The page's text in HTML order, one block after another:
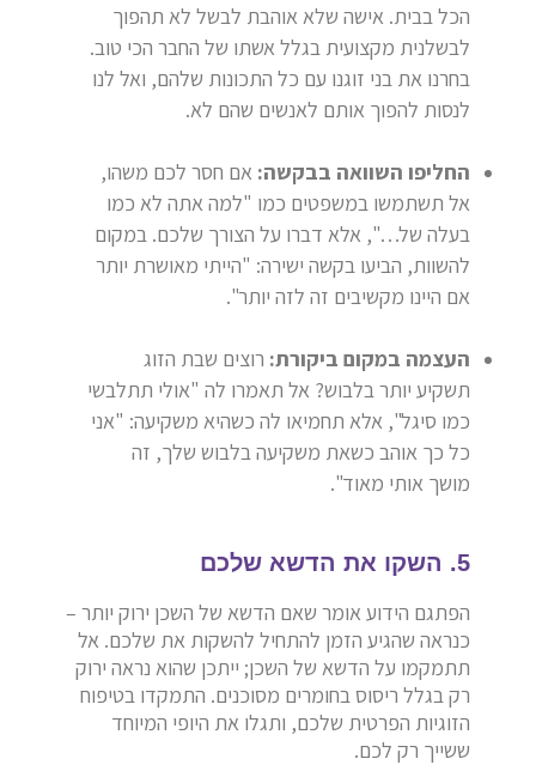
הכל בבית. אישה שלא אוהבת לבשל לא תהפוך
לבשלנית מקצועית בגלל אשתו של החבר הכי טוב.
בחרנו את בני זוגנו עם כל התכונות שלהם, ואל לנו
לנסות להפוך אותם לאנשים שהם לא.
החליפו השוואה בבקשה: אם חסר לכם משהו,
אל תשתמשו במשפטים כמו "למה אתה לא כמו
בעלה של…", אלא דברו על הצורך שלכם. במקום
להשוות, הביעו בקשה ישירה: "הייתי מאושרת יותר
אם היינו מקשיבים זה לזה יותר".
העצמה במקום ביקורת: רוצים שבת הזוג
תשקיע יותר בלבוש? אל תאמרו לה "אולי תתלבשי
כמו סיגל", אלא תחמיאו לה כשהיא משקיעה: "אני
כל כך אוהב כשאת משקיעה בלבוש שלך, זה
מושך אותי מאוד".
5. השקו את הדשא שלכם
הפתגם הידוע אומר שאם הדשא של השכן ירוק יותר –
כנראה שהגיע הזמן להתחיל להשקות את שלכם. אל
תתמקמו על הדשא של השכן; ייתכן שהוא נראה ירוק
רק בגלל ריסוס בחומרים מסוכנים. התמקדו בטיפוח
הזוגיות הפרטית שלכם, ותגלו את היופי המיוחד
ששייך רק לכם.